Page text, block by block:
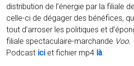
distribution de l’énergie par la filiale
celle-ci de dégager des bénéfices,
tout d’arroser les politiques et
filiale spectaculaire-marchande Voo.
Podcast ici et fichier mp4 là